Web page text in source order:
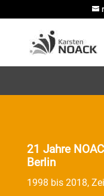
21 Jahre
Berlin
1998 bis 2018,